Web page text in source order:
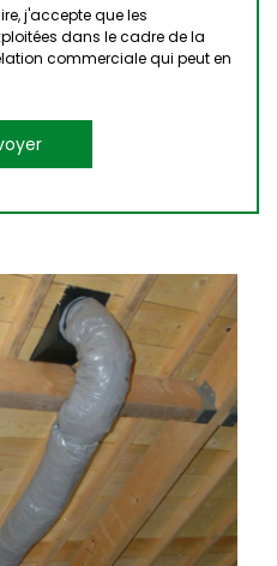
j'accepte que les
dans le cadre de la
commerciale qui peut en